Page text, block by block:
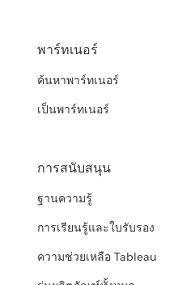
พาร์ทเนอร์
ค้นหาพาร์ทเนอร์
เป็นพาร์ทเนอร์
การสนับสนุน
ฐานความรู้
การเรียนรู้และใบรับรอง
ความช่วยเหลือ Tableau